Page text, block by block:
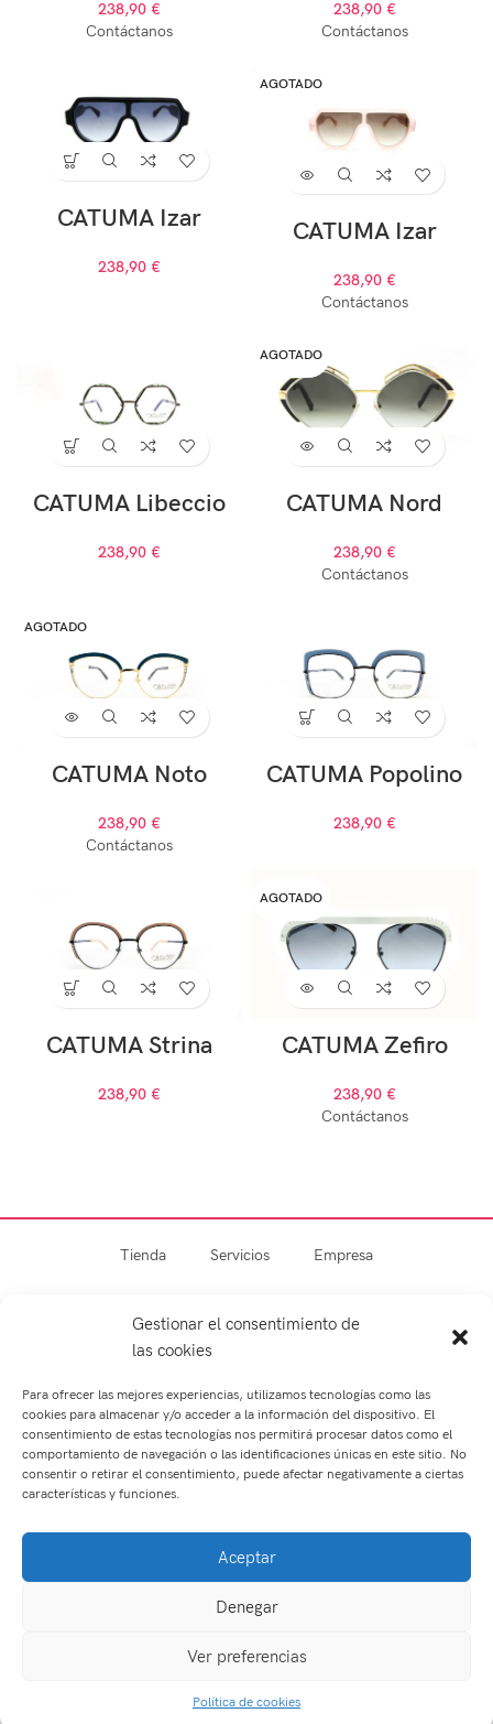
Gestionar el consentimiento de
las cookies
Para ofrecer las mejores experiencias, utilizamos tecnologías como las
cookies para almacenar y/o acceder a la información del dispositivo. El
consentimiento de estas tecnologías nos permitirá procesar datos como el
comportamiento de navegación o las identificaciones únicas en este sitio. No
consentir o retirar el consentimiento, puede afectar negativamente a ciertas
características y funciones.
Aceptar
Denegar
Ver preferencias
Política de cookies
238,90 €
Contáctanos
238,90 €
Contáctanos
CATUMA Izar
238,90 €
AGOTADO
CATUMA Izar
238,90 €
Contáctanos
CATUMA Libeccio
238,90 €
AGOTADO
CATUMA Nord
238,90 €
Contáctanos
AGOTADO
CATUMA Noto
238,90 €
Contáctanos
CATUMA Popolino
238,90 €
CATUMA Strina
238,90 €
AGOTADO
CATUMA Zefiro
238,90 €
Contáctanos
Tienda Servicios Empresa
Optometría
Contactología
Asesoramiento personalizado
Audiología
Lista de deseos